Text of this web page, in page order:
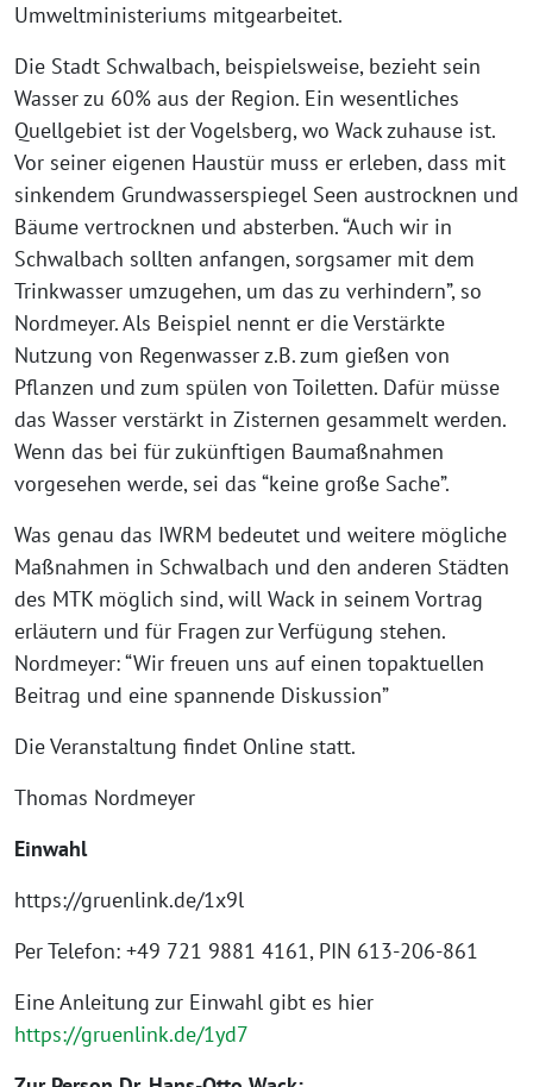
Umweltministeriums mitgearbeitet.
Die Stadt Schwalbach, beispielsweise, bezieht sein
Wasser zu 60% aus der Region. Ein wesentliches
Quellgebiet ist der Vogelsberg, wo Wack zuhause ist.
Vor seiner eigenen Haustür muss er erleben, dass mit
sinkendem Grundwasserspiegel Seen austrocknen und
Bäume vertrocknen und absterben. “Auch wir in
Schwalbach sollten anfangen, sorgsamer mit dem
Trinkwasser umzugehen, um das zu verhindern”, so
Nordmeyer. Als Beispiel nennt er die Verstärkte
Nutzung von Regenwasser z.B. zum gießen von
Pflanzen und zum spülen von Toiletten. Dafür müsse
das Wasser verstärkt in Zisternen gesammelt werden.
Wenn das bei für zukünftigen Baumaßnahmen
vorgesehen werde, sei das “keine große Sache”.
Was genau das IWRM bedeutet und weitere mögliche
Maßnahmen in Schwalbach und den anderen Städten
des MTK möglich sind, will Wack in seinem Vortrag
erläutern und für Fragen zur Verfügung stehen.
Nordmeyer: “Wir freuen uns auf einen topaktuellen
Beitrag und eine spannende Diskussion”
Die Veranstaltung findet Online statt.
Thomas Nordmeyer
Einwahl
https://gruenlink.de/1x9l
Per Telefon: +49 721 9881 4161, PIN 613-206-861
Eine Anleitung zur Einwahl gibt es hier
https://gruenlink.de/1yd7